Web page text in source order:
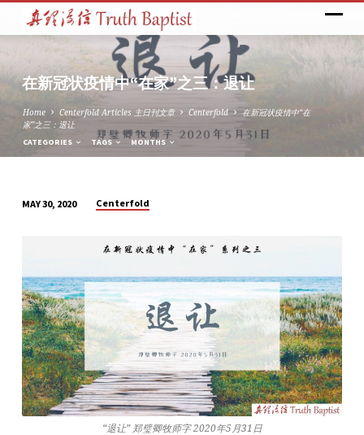
在新冠状疫情中“在家”之三：退让
Home Centerfold Articles 主日刊文章 Centerfold
在新冠状疫情中“在
家”之三：退让
CATEGORIES TAGS MONTHS
状
疫
情
中“在
家”之
三：
退
让
MAY 30, 2020 Centerfold
“退让” 郑璧卿牧师字 2020年5月31日